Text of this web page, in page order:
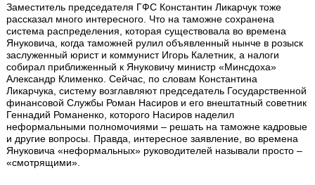
Заместитель председателя ГФС Константин Ликарчук тоже
рассказал много интересного. Что на таможне сохранена
система распределения, которая существовала во времена
Януковича, когда таможней рулил объявленный нынче в розыск
заслуженный юрист и коммунист Игорь Калетник, а налоги
собирал приближенный к Януковичу министр «Минсдоха»
Александр Клименко. Сейчас, по словам Константина
Ликарчука, систему возглавляют председатель Государственной
финансовой Службы Роман Насиров и его внештатный советник
Геннадий Романенко, которого Насиров наделил
неформальными полномочиями – решать на таможне кадровые
и другие вопросы. Правда, интересное заявление, во времена
Януковича «неформальных» руководителей называли просто –
«смотрящими».